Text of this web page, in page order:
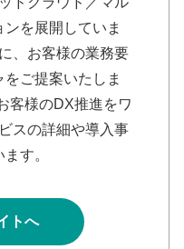
を展開していま
、お客様の業務要
ご提案いたしま
客様のDX推進をワ
スの詳細や導入事
す。
トへ